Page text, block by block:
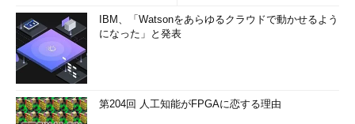
IBM、「Watsonをあらゆるクラウドで動かせるよう
になった」と発表
第204回 人工知能がFPGAに恋する理由